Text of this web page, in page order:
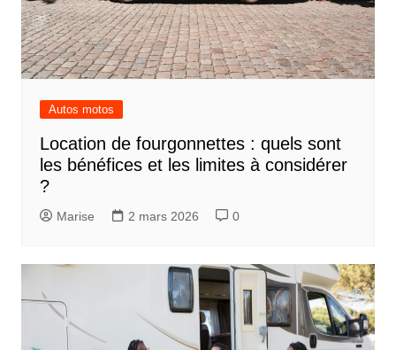
Autos motos
Location de fourgonnettes : quels sont
les bénéfices et les limites à considérer
?
Marise 2 mars 2026 0